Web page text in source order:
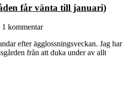
får vänta till januari)
1 kommentar
efter ägglossningsveckan. Jag har
från att duka under av allt